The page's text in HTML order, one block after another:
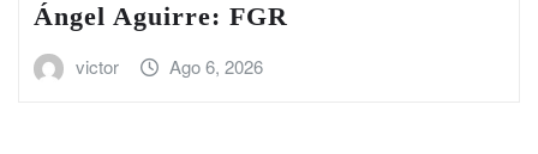
Aguirre: FGR
victor Ago 6, 2026